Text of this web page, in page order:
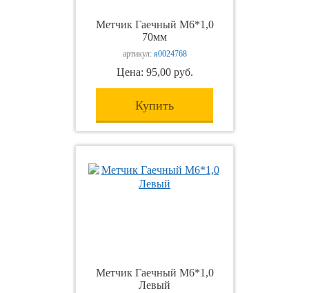
Метчик Гаечный М6*1,0
70мм
артикул: я0024768
Цена: 95,00 руб.
Купить
Метчик Гаечный М6*1,0
Левый